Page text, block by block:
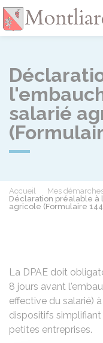
salarié
Accueil Mes
Déclaration préalable à
agricole (Formulaire
La DPAE doit
8 jours avant
effective du salarié)
dispositifs
petites entreprises.